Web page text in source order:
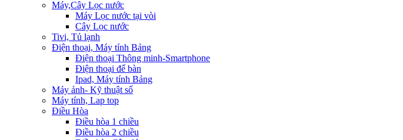
Máy,Cây Lọc nước
Máy Lọc nước tại vòi
Cây Lọc nước
Tivi, Tủ lạnh
Điện thoại, Máy tính Bảng
Điện thoại Thông minh-Smartphone
Điện thoại để bàn
Ipad, Máy tính Bảng
Máy ảnh- Kỹ thuật số
Máy tính, Lap top
Điều Hòa
Điều hòa 1 chiều
Điều hòa 2 chiều